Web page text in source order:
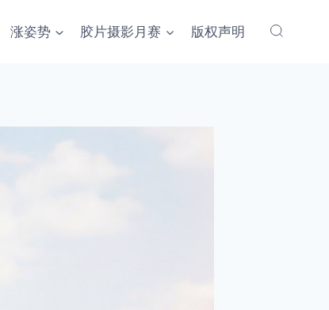
涨姿势 胶片摄影月赛 版权声明